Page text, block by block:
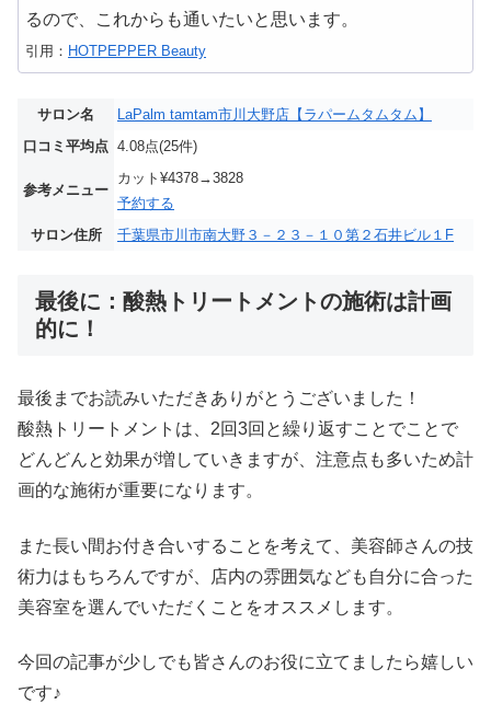
るので、これからも通いたいと思います。
引用： HOTPEPPER Beauty
サロン名
LaPalm tamtam市川大野店【ラパームタムタム】
口コミ平均点 4.08点(25件)
参考メニュー
カット¥4378→3828
予約する
サロン住所
千葉県市川市南大野３－２３－１０第２石井ビル１F
最後に：酸熱トリートメントの施術は計画
的に！
最後までお読みいただきありがとうございました！
酸熱トリートメントは、2回3回と繰り返すことでことで
どんどんと効果が増していきますが、注意点も多いため計
画的な施術が重要になります。
また長い間お付き合いすることを考えて、美容師さんの技
術力はもちろんですが、店内の雰囲気なども自分に合った
美容室を選んでいただくことをオススメします。
今回の記事が少しでも皆さんのお役に立てましたら嬉しい
です♪